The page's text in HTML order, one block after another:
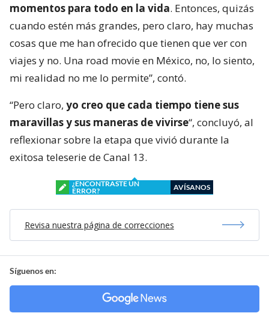
momentos para todo en la vida. Entonces, quizás
cuando estén más grandes, pero claro, hay muchas
cosas que me han ofrecido que tienen que ver con
viajes y no. Una road movie en México, no, lo siento,
mi realidad no me lo permite”, contó.
“Pero claro, yo creo que cada tiempo tiene sus
maravillas y sus maneras de vivirse“, concluyó, al
reflexionar sobre la etapa que vivió durante la
exitosa teleserie de Canal 13.
¿ENCONTRASTE UN
ERROR?
AVÍSANOS
Revisa nuestra página de correcciones
Síguenos en: